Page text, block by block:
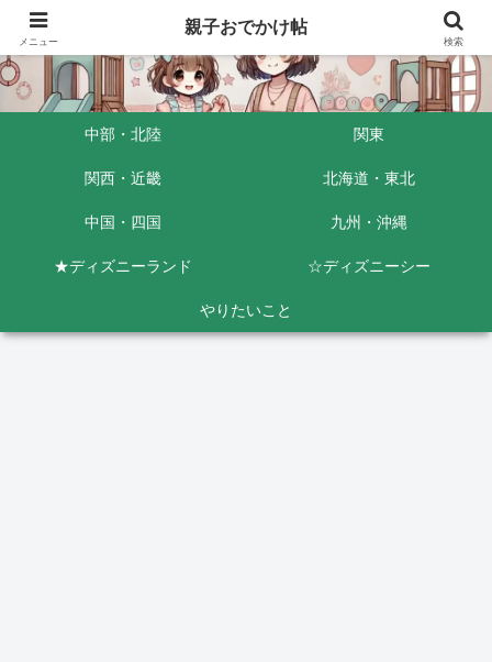
中部・北陸 関東
関西・近畿 北海道・東北
中国・四国 九州・沖縄
★ディズニーランド ☆ディズニーシー
やりたいこと
メニュー
親子おでかけ帖
検索